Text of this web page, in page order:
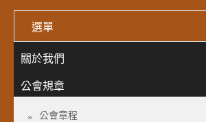
選單
關於我們
公會規章
公會章程